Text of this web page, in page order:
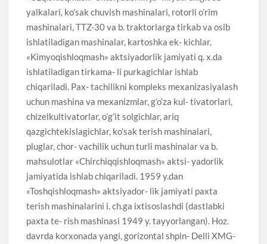
yalkalari, ko’sak chuvish mashinalari, rotorli o’rim
mashinalari, TTZ-30 va b. traktorlarga tirkab va osib
ishlatiladigan mashinalar, kartoshka ek- kichlar,
«Kimyoqishloqmash» aktsiyadorlik jamiyati q. x.da
ishlatiladigan tirkama- li purkagichlar ishlab
chiqariladi. Pax- tachilikni kompleks mexanizasiyalash
uchun mashina va mexanizmlar, g’o’za kul- tivatorlari,
chizelkultivatorlar, o’g’it solgichlar, ariq
qazgichtekislagichlar, ko’sak terish mashinalari,
pluglar, chor- vachilik uchun turli mashinalar va b.
mahsulotlar «Chirchiqqishloqmash» aktsi- yadorlik
jamiyatida ishlab chiqariladi. 1959 y.dan
«Toshqishloqmash» aktsiyador- lik jamiyati paxta
terish mashinalarini i. ch.ga ixtisoslashdi (dastlabki
paxta te- rish mashinasi 1949 y. tayyorlangan). Hoz.
davrda korxonada yangi, gorizontal shpin- Delli XMG-